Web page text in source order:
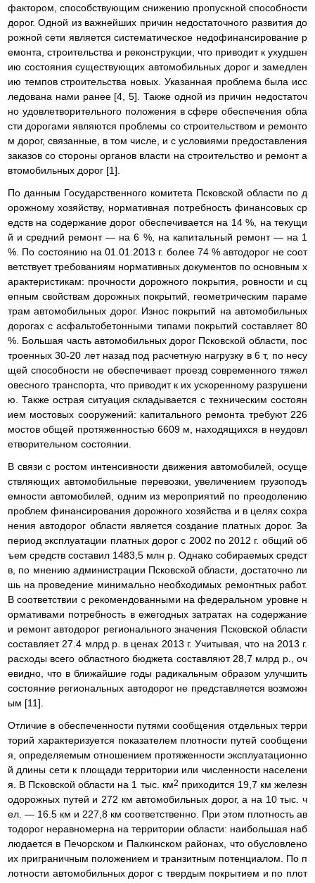
фактором, способствующим снижению пропускной способности
дорог. Одной из важнейших причин недостаточного развития до
рожной сети является систематическое недофинансирование р
емонта, строительства и реконструкции, что приводит к ухудшен
ию состояния существующих автомобильных дорог и замедлен
ию темпов строительства новых. Указанная проблема была исс
ледована нами ранее [4, 5]. Также одной из причин недостаточ
но удовлетворительного положения в сфере обеспечения обла
сти дорогами являются проблемы со строительством и ремонто
м дорог, связанные, в том числе, и с условиями предоставления
заказов со стороны органов власти на строительство и ремонт а
втомобильных дорог [1].
По данным Государственного комитета Псковской области по д
орожному хозяйству, нормативная потребность финансовых ср
едств на содержание дорог обеспечивается на 14 %, на текущи
й и средний ремонт — на 6 %, на капитальный ремонт — на 1
%. По состоянию на 01.01.2013 г. более 74 % автодорог не соот
ветствует требованиям нормативных документов по основным х
арактеристикам: прочности дорожного покрытия, ровности и сц
епным свойствам дорожных покрытий, геометрическим параме
трам автомобильных дорог. Износ покрытий на автомобильных
дорогах с асфальтобетонными типами покрытий составляет 80
%. Большая часть автомобильных дорог Псковской области, пос
троенных 30-20 лет назад под расчетную нагрузку в 6 т, по несу
щей способности не обеспечивает проезд современного тяжел
овесного транспорта, что приводит к их ускоренному разрушени
ю. Также острая ситуация складывается с техническим состоян
ием мостовых сооружений: капитального ремонта требуют 226
мостов общей протяженностью 6609 м, находящихся в неудовл
етворительном состоянии.
В связи с ростом интенсивности движения автомобилей, осуще
ствляющих автомобильные перевозки, увеличением грузоподъ
емности автомобилей, одним из мероприятий по преодолению
проблем финансирования дорожного хозяйства и в целях сохра
нения автодорог области является создание платных дорог. За
период эксплуатации платных дорог с 2002 по 2012 г. общий об
ъем средств составил 1483,5 млн р. Однако собираемых средст
в, по мнению администрации Псковской области, достаточно ли
шь на проведение минимально необходимых ремонтных работ.
В соответствии с рекомендованными на федеральном уровне н
ормативами потребность в ежегодных затратах на содержание
и ремонт автодорог регионального значения Псковской области
составляет 27.4 млрд р. в ценах 2013 г. Учитывая, что на 2013 г.
расходы всего областного бюджета составляют 28,7 млрд р., оч
евидно, что в ближайшие годы радикальным образом улучшить
состояние региональных автодорог не представляется возможн
ым [11].
Отличие в обеспеченности путями сообщения отдельных терри
торий характеризуется показателем плотности путей сообщени
я, определяемым отношением протяженности эксплуатационно
й длины сети к площади территории или численности населени
я. В Псковской области на 1 тыс. км2 приходится 19,7 км железн
одорожных путей и 272 км автомобильных дорог, а на 10 тыс. ч
ел. — 16.5 км и 227,8 км соответственно. При этом плотность ав
тодорог неравномерна на территории области: наибольшая наб
людается в Печорском и Палкинском районах, что обусловлено
их приграничным положением и транзитным потенциалом. По п
лотности автомобильных дорог с твердым покрытием и по плот